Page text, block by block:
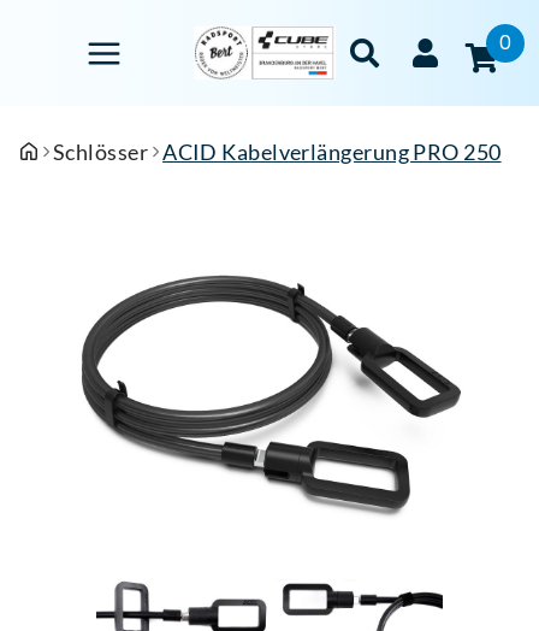
0
Schlösser ACID Kabelverlängerung PRO 250